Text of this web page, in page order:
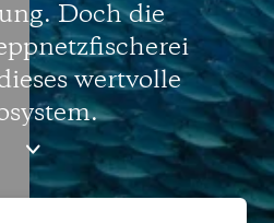
Doch die
wertvolle